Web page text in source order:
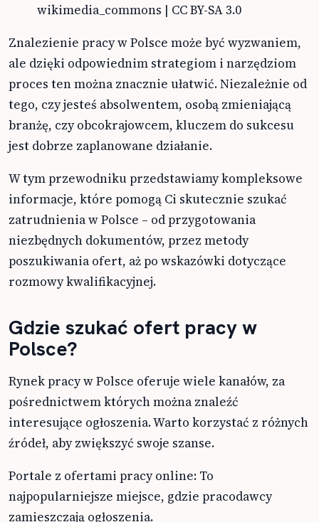
wikimedia_commons | CC BY-SA 3.0
Znalezienie pracy w Polsce może być wyzwaniem,
ale dzięki odpowiednim strategiom i narzędziom
proces ten można znacznie ułatwić. Niezależnie od
tego, czy jesteś absolwentem, osobą zmieniającą
branżę, czy obcokrajowcem, kluczem do sukcesu
jest dobrze zaplanowane działanie.
W tym przewodniku przedstawiamy kompleksowe
informacje, które pomogą Ci skutecznie szukać
zatrudnienia w Polsce – od przygotowania
niezbędnych dokumentów, przez metody
poszukiwania ofert, aż po wskazówki dotyczące
rozmowy kwalifikacyjnej.
Gdzie szukać ofert pracy w
Polsce?
Rynek pracy w Polsce oferuje wiele kanałów, za
pośrednictwem których można znaleźć
interesujące ogłoszenia. Warto korzystać z różnych
źródeł, aby zwiększyć swoje szanse.
Portale z ofertami pracy online: To
najpopularniejsze miejsce, gdzie pracodawcy
zamieszczają ogłoszenia.